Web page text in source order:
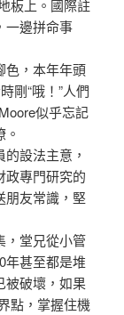
板上。國際註
一邊拼命事
，本年年頭
剛“哦！”人們
似乎忘記
設法主意，
政專門研究的
朋友常識，堅
堂兄從小管
年甚至都是堆
被破壞，如果
點，掌握住機